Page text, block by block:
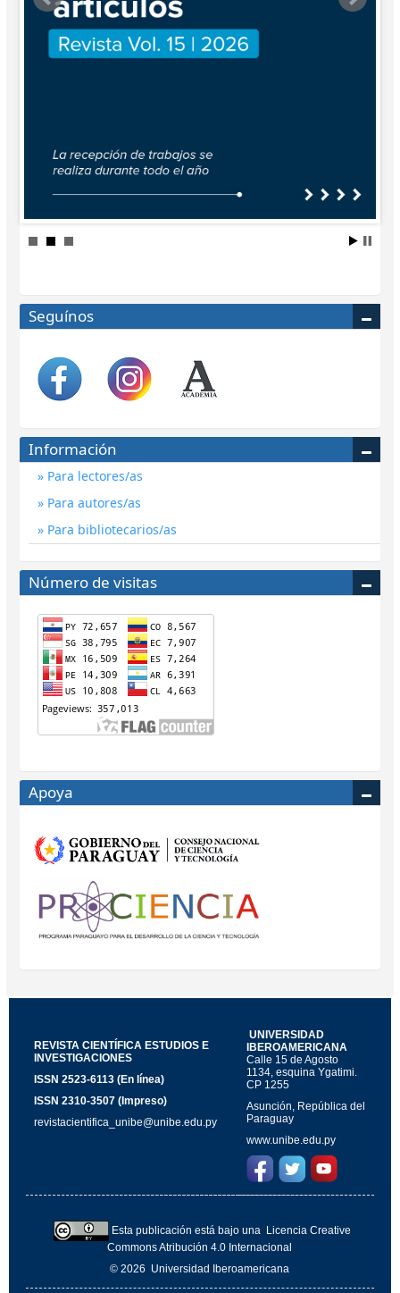
Seguínos
Información
Para lectores/as
Para autores/as
Para bibliotecarios/as
Número de visitas
Apoya
REVISTA CIENTÍFICA ESTUDIOS E
INVESTIGACIONES
ISSN 2523-6113 (En línea)
ISSN 2310-3507 (Impreso)
revistacientifica_unibe@unibe.edu.py
UNIVERSIDAD
IBEROAMERICANA
Calle 15 de Agosto
1134, esquina Ygatimi.
CP 1255
Asunción, República del
Paraguay
www.unibe.edu.py
Esta publicación está bajo una Licencia Creative
Commons Atribución 4.0 Internacional
© 2026 Universidad Iberoamericana